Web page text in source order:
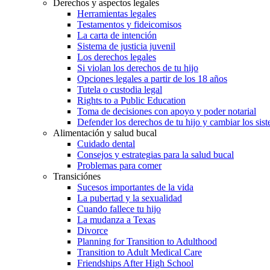
Derechos y aspectos legales
Herramientas legales
Testamentos y fideicomisos
La carta de intención
Sistema de justicia juvenil
Los derechos legales
Si violan los derechos de tu hijo
Opciones legales a partir de los 18 años
Tutela o custodia legal
Rights to a Public Education
Toma de decisiones con apoyo y poder notarial
Defender los derechos de tu hijo y cambiar los
Alimentación y salud bucal
Cuidado dental
Consejos y estrategias para la salud bucal
Problemas para comer
Transiciónes
Sucesos importantes de la vida
La pubertad y la sexualidad
Cuando fallece tu hijo
La mudanza a Texas
Divorce
Planning for Transition to Adulthood
Transition to Adult Medical Care
Friendships After High School